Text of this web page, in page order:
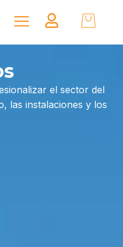
el sector del
las instalaciones y los